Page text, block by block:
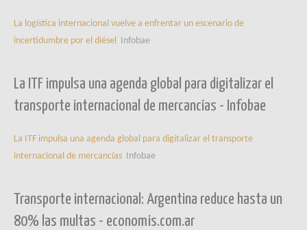
La logística internacional vuelve a enfrentar un escenario de
incertidumbre por el diésel
Infobae
La ITF impulsa una agenda global para digitalizar el
transporte internacional de mercancías - Infobae
La ITF impulsa una agenda global para digitalizar el transporte
internacional de mercancías
Infobae
Transporte internacional: Argentina reduce hasta un
80% las multas - economis.com.ar